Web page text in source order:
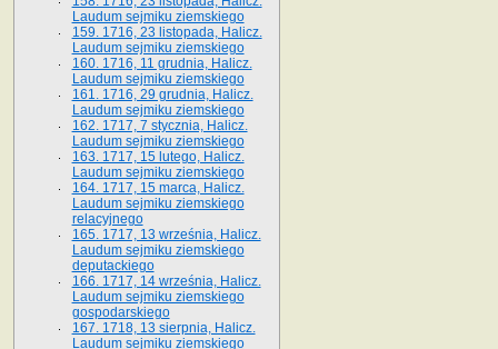
Laudum sejmiku ziemskiego
159. 1716, 23 listopada, Halicz.
Laudum sejmiku ziemskiego
160. 1716, 11 grudnia, Halicz.
Laudum sejmiku ziemskiego
161. 1716, 29 grudnia, Halicz.
Laudum sejmiku ziemskiego
162. 1717, 7 stycznia, Halicz.
Laudum sejmiku ziemskiego
163. 1717, 15 lutego, Halicz.
Laudum sejmiku ziemskiego
164. 1717, 15 marca, Halicz.
Laudum sejmiku ziemskiego
relacyjnego
165. 1717, 13 września, Halicz.
Laudum sejmiku ziemskiego
deputackiego
166. 1717, 14 września, Halicz.
Laudum sejmiku ziemskiego
gospodarskiego
167. 1718, 13 sierpnia, Halicz.
Laudum sejmiku ziemskiego